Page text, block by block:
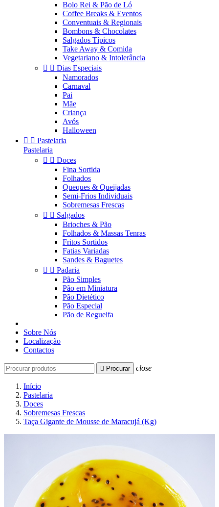
Bolo Rei & Pão de Ló
Coffee Breaks & Eventos
Conventuais & Regionais
Bombons & Chocolates
Salgados Típicos
Take Away & Comida
Vegetariano & Intolerância
  Dias Especiais
Namorados
Carnaval
Pai
Mãe
Criança
Avós
Halloween
  Pastelaria
Pastelaria
  Doces
Fina Sortida
Folhados
Queques & Queijadas
Semi-Frios Individuais
Sobremesas Frescas
  Salgados
Brioches & Pão
Folhados & Massas Tenras
Fritos Sortidos
Fatias Variadas
Sandes & Baguetes
  Padaria
Pão Simples
Pão em Miniatura
Pão Dietético
Pão Especial
Pão de Regueifa
Sobre Nós
Localização
Contactos
 Procurar close
Início
Pastelaria
Doces
Sobremesas Frescas
Taça Gigante de Mousse de Maracujá (Kg)